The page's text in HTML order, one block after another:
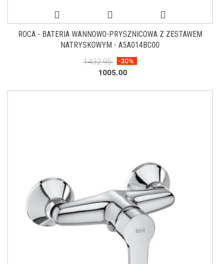
ROCA - BATERIA WANNOWO-PRYSZNICOWA Z ZESTAWEM
NATRYSKOWYM - A5A014BC00
1432.95
-30%
1005.00